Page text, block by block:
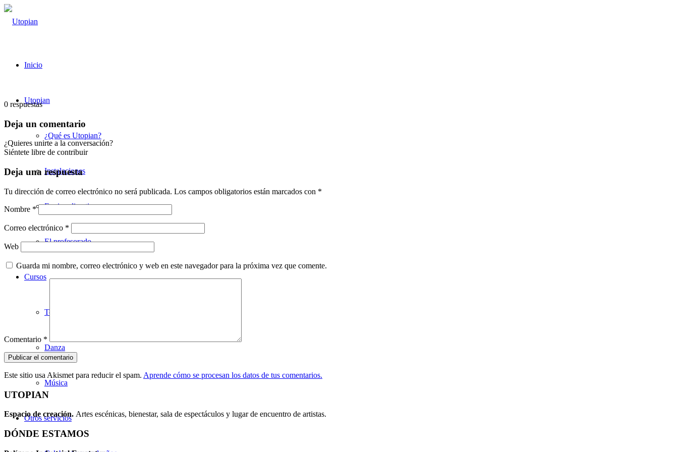
Inicio
Utopian
¿Qué es Utopian?
Instalaciones
Equipo directivo
El profesorado
Cursos
Teatro
Danza
Música
Otros servicios
0 respuestas
Deja un comentario
¿Quieres unirte a la conversación?
Siéntete libre de contribuir
Deja una respuesta
Tu dirección de correo electrónico no será publicada. Los campos obligatorios están marcados con *
Nombre *
Correo electrónico *
Web
Guarda mi nombre, correo electrónico y web en este navegador para la próxima vez que comente.
Comentario *
Este sitio usa Akismet para reducir el spam. Aprende cómo se procesan los datos de tus comentarios.
UTOPIAN
Espacio de creación. Artes escénicas, bienestar, sala de espectáculos y lugar de encuentro de artistas.
DÓNDE ESTAMOS